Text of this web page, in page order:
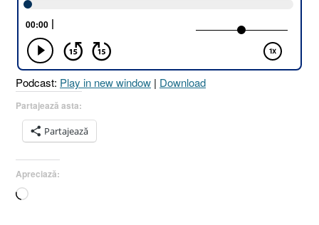
[Matei
13.10–
18
I
Podcast: Play in new window | Download
Partajează asta:
Partajează
Apreciază:
Încarc...